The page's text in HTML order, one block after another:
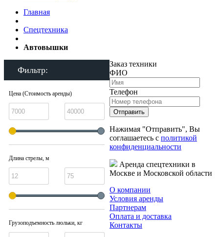
Главная
Спецтехника
Автовышки
Фильтр:
Цена (Стоимость аренды)
Длина стрелы, м
Грузоподъемность люльки, кг
Заказ техники
ФИО
Телефон
Нажимая "Отправить", Вы
соглашаетесь с политикой
конфиденциальности
Аренда спецтехники в
Москве и Московской области
О компании
Условия аренды
Партнерам
Оплата и доставка
Контакты